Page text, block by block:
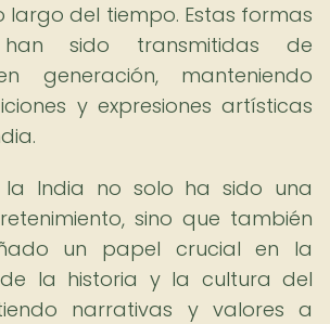
largo del tiempo. Estas formas
sido transmitidas de
generación, manteniendo
y expresiones artísticas
India no solo ha sido una
sino que también
un papel crucial en la
de la historia y la cultura del
narrativas y valores a